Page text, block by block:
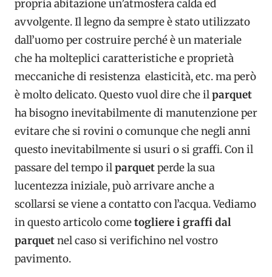
propria abitazione un’atmosfera calda ed
avvolgente. Il legno da sempre è stato utilizzato
dall’uomo per costruire perché è un materiale
che ha molteplici caratteristiche e proprietà
meccaniche di resistenza elasticità, etc. ma però
è molto delicato. Questo vuol dire che ilparquet
ha bisogno inevitabilmente di manutenzione per
evitare che si rovini o comunque che negli anni
questo inevitabilmente si usuri o si graffi. Con il
passare del tempo ilparquetperde la sua
lucentezza iniziale, può arrivare anche a
scollarsi se viene a contatto con l’acqua. Vediamo
in questo articolo cometogliere i graffi dal
parquetnel caso si verifichino nel vostro
pavimento.